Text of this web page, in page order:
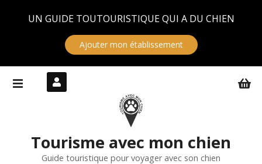
UN GUIDE TOUTOURISTIQUE QUI A DU CHIEN
Ajouter mon établissement
Tourisme avec mon chien
Guide touristique pour voyager avec son chien